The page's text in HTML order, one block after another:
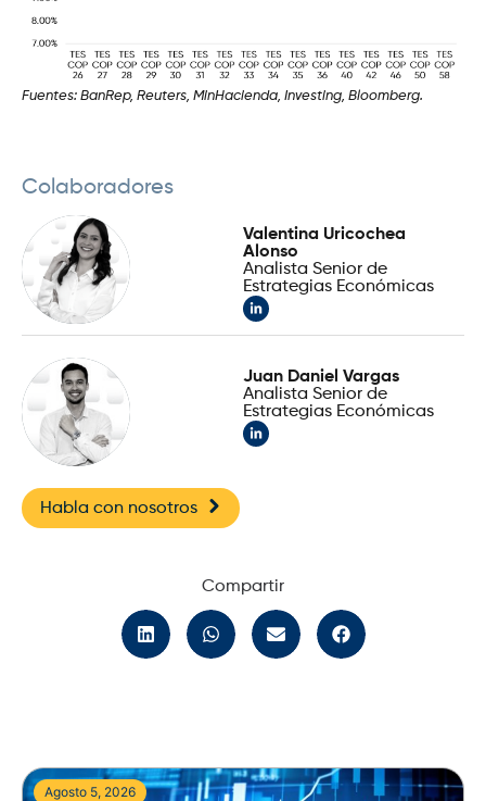
Fuentes: BanRep, Reuters, MinHacienda, Investing, Bloomberg.
Colaboradores
Valentina Uricochea
Alonso
Analista Senior de
Estrategias Económicas
Juan Daniel Vargas
Analista Senior de
Estrategias Económicas
Habla con nosotros
Compartir
Agosto 5, 2026